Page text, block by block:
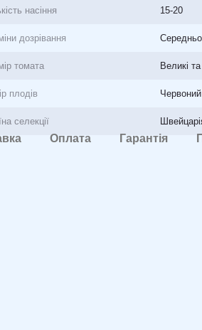
насіння 15-20
дозрівання
томата Великі
плодів Червоний
селекції
Оплата Гарантія